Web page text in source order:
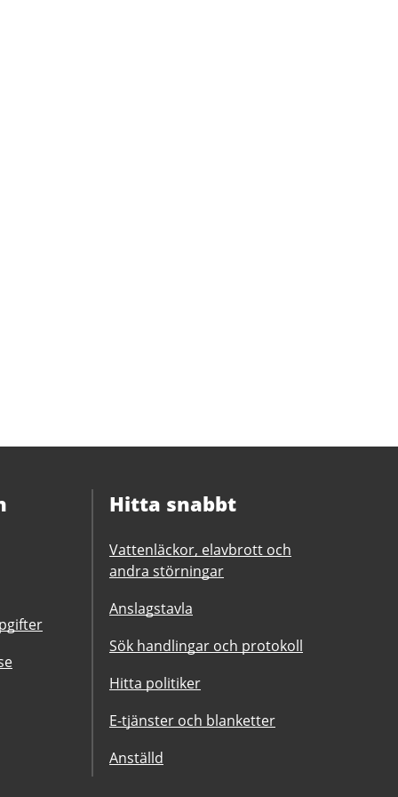
Hitta snabbt
Vattenläckor, elavbrott och
andra störningar
Anslagstavla
Sök handlingar och protokoll
Hitta politiker
E-tjänster och blanketter
Anställd